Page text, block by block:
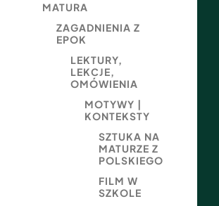
MATURA
ZAGADNIENIA Z
EPOK
LEKTURY,
LEKCJE,
OMÓWIENIA
MOTYWY |
KONTEKSTY
SZTUKA NA
MATURZE Z
POLSKIEGO
FILM W
SZKOLE